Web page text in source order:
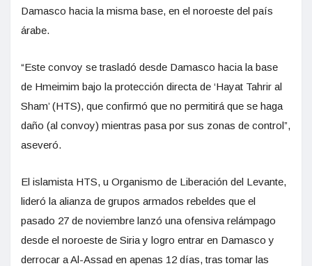
Damasco hacia la misma base, en el noroeste del país
árabe.
“Este convoy se trasladó desde Damasco hacia la base
de Hmeimim bajo la protección directa de ‘Hayat Tahrir al
Sham’ (HTS), que confirmó que no permitirá que se haga
daño (al convoy) mientras pasa por sus zonas de control”,
aseveró.
El islamista HTS, u Organismo de Liberación del Levante,
lideró la alianza de grupos armados rebeldes que el
pasado 27 de noviembre lanzó una ofensiva relámpago
desde el noroeste de Siria y logro entrar en Damasco y
derrocar a Al-Assad en apenas 12 días, tras tomar las